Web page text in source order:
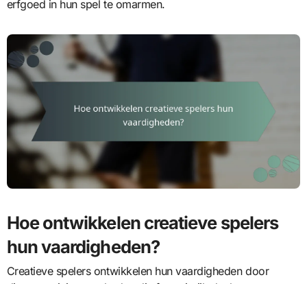
erfgoed in hun spel te omarmen.
Hoe ontwikkelen creatieve spelers
hun vaardigheden?
Creatieve spelers ontwikkelen hun vaardigheden door